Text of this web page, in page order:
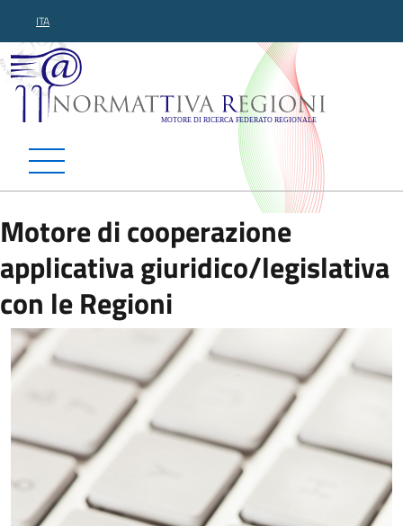
ITA
Normattiva Regioni -
Motore di cooperazione
applicativa giuridico/legislativa
con le Regioni